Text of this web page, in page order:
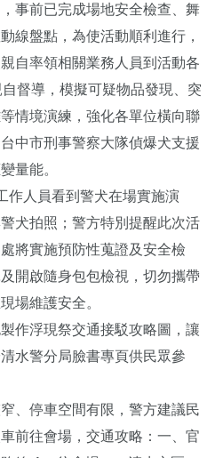
事前已完成場地安全檢查、舞
線盤點，為使活動順利進行，
自率領相關業務人員到活動各
督導，模擬可疑物品發現、突
情境演練，強化各單位橫向聯
中市刑事警察大隊偵爆犬支援
量能。
人員看到警犬在場實施演
犬拍照；警方特別提醒此次活
將實施預防性蒐證及安全檢
開啟隨身包包檢視，切勿攜帶
場維護安全。
作浮現祭交通接駁攻略圖，讓
水警分局臉書專頁供民眾參
、停車空間有限，警方建議民
前往會場，交通攻略：一、官